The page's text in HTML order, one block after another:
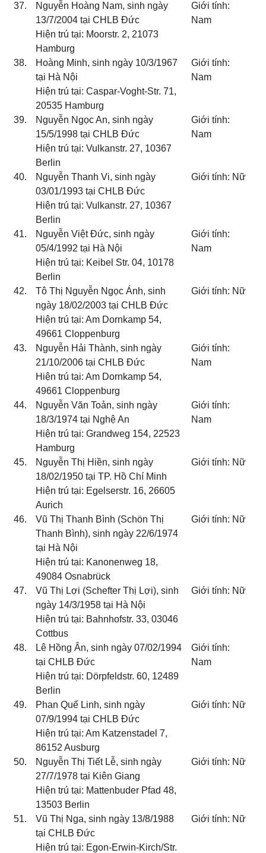
37.
Nguyễn Hoàng Nam, sinh ngày
13/7/2004 tại CHLB Đức
Hiện trú tại: Moorstr. 2, 21073
Hamburg
Giới tính:
Nam
38.
Hoàng Minh, sinh ngày 10/3/1967
tại Hà Nội
Hiện trú tại: Caspar-Voght-Str. 71,
20535 Hamburg
Giới tính:
Nam
39.
Nguyễn Ngọc An, sinh ngày
15/5/1998 tại CHLB Đức
Hiện trú tại: Vulkanstr. 27, 10367
Berlin
Giới tính:
Nam
40.
Nguyễn Thanh Vi, sinh ngày
03/01/1993 tại CHLB Đức
Hiện trú tại: Vulkanstr. 27, 10367
Berlin
Giới tính: Nữ
41.
Nguyễn Việt Đức, sinh ngày
05/4/1992 tại Hà Nội
Hiện trú tại: Keibel Str. 04, 10178
Berlin
Giới tính:
Nam
42.
Tô Thị Nguyễn Ngọc Ánh, sinh
ngày 18/02/2003 tại CHLB Đức
Hiện trú tại: Am Dornkamp 54,
49661 Cloppenburg
Giới tính: Nữ
43.
Nguyễn Hải Thành, sinh ngày
21/10/2006 tại CHLB Đức
Hiện trú tại: Am Dornkamp 54,
49661 Cloppenburg
Giới tính:
Nam
44.
Nguyễn Văn Toản, sinh ngày
18/3/1974 tại Nghệ An
Hiện trú tại: Grandweg 154, 22523
Hamburg
Giới tính:
Nam
45.
Nguyễn Thị Hiền, sinh ngày
18/02/1950 tại TP. Hồ Chí Minh
Hiện trú tại: Egelserstr. 16, 26605
Aurich
Giới tính: Nữ
46.
Vũ Thị Thanh Bình (Schön Thị
Thanh Bình), sinh ngày 22/6/1974
tại Hà Nội
Hiện trú tại: Kanonenweg 18,
49084 Osnabrück
Giới tính: Nữ
47.
Vũ Thị Lợi (Schefter Thị Lợi), sinh
ngày 14/3/1958 tại Hà Nội
Hiện trú tại: Bahnhofstr. 33, 03046
Cottbus
Giới tính: Nữ
48.
Lê Hồng Ân, sinh ngày 07/02/1994
tại CHLB Đức
Hiện trú tại: Dörpfeldstr. 60, 12489
Berlin
Giới tính:
Nam
49.
Phan Quế Linh, sinh ngày
07/9/1994 tại CHLB Đức
Hiện trú tại: Am Katzenstadel 7,
86152 Ausburg
Giới tính: Nữ
50.
Nguyễn Thị Tiết Lễ, sinh ngày
27/7/1978 tại Kiên Giang
Hiện trú tại: Mattenbuder Pfad 48,
13503 Berlin
Giới tính: Nữ
51.
Vũ Thị Nga, sinh ngày 13/8/1988
tại CHLB Đức
Hiện trú tại: Egon-Erwin-Kirch/Str.
Giới tính: Nữ